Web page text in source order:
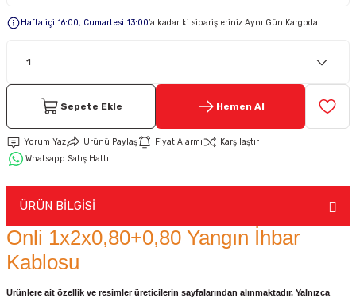
Hafta içi 16:00, Cumartesi 13:00’a kadar ki siparişleriniz Aynı Gün Kargoda
Sepete Ekle Hemen Al
Yorum Yaz Ürünü Paylaş Fiyat Alarmı
Karşılaştır
Whatsapp Satış Hattı
ÜRÜN BİLGİSİ
Onli 1x2x0,80+0,80 Yangın İhbar
Kablosu
Ürünlere ait özellik ve resimler üreticilerin sayfalarından alınmaktadır. Yalnızca